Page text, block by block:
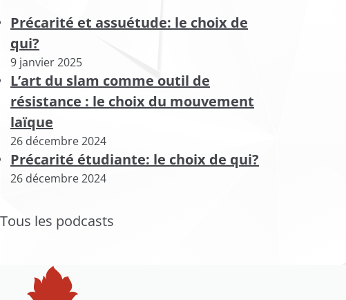
Précarité et assuétude: le choix de
qui?
9 janvier 2025
L’art du slam comme outil de
résistance : le choix du mouvement
laïque
26 décembre 2024
Précarité étudiante: le choix de qui?
26 décembre 2024
Tous les podcasts